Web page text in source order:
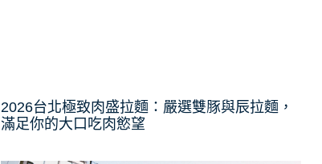
2026台北極致肉盛拉麵：嚴選雙豚與辰拉麵，
滿足你的大口吃肉慾望